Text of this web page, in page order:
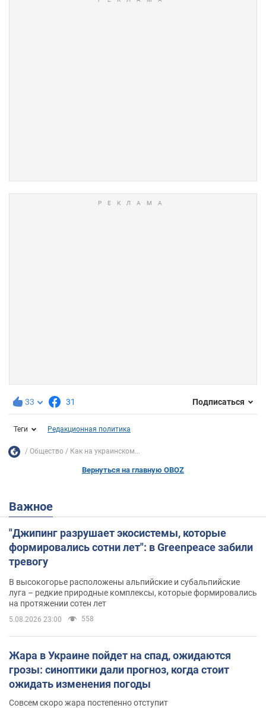
33 31 Подписаться
Теги Редакционная политика
Общество Как на украинском...
Вернуться на главную OBOZ
Важное
"Джипинг разрушает экосистемы, которые
формировались сотни лет": в Greenpeace забили
тревогу
В высокогорье расположены альпийские и субальпийские
луга – редкие природные комплексы, которые формировались
на протяжении сотен лет
5.08.2026 23:00 558
Жара в Украине пойдет на спад, ожидаются
грозы: синоптики дали прогноз, когда стоит
ожидать изменения погоды
Совсем скоро жара постепенно отступит